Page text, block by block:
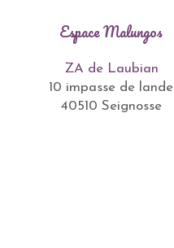
Espace Malungos
ZA de Laubian
10 impasse de lande
40510 Seignosse